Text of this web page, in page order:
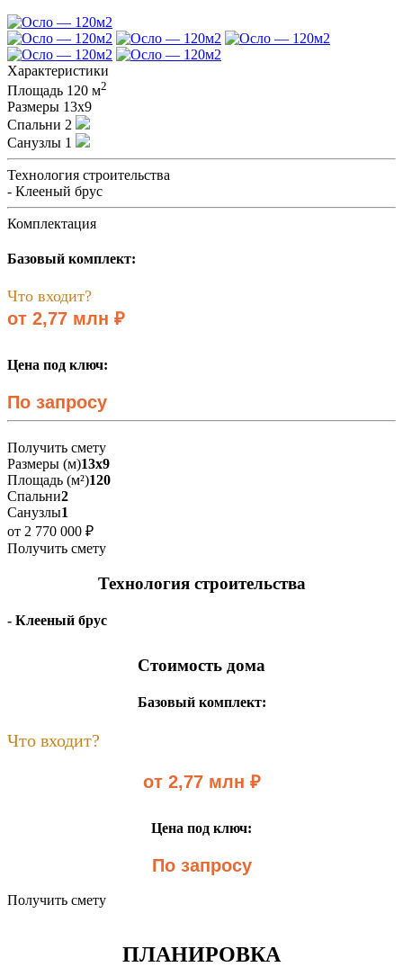
Характеристики
Площадь 120 м2
Размеры 13х9
Спальни 2
Санузлы 1
Технология строительства
- Клееный брус
Комплектация
Базовый комплект:
Что входит?
от 2,77 млн ₽
Цена под ключ:
По запросу
Получить смету
Размеры (м)13х9
Площадь (м²)120
Спальни2
Санузлы1
от 2 770 000 ₽
Получить смету
Технология строительства
- Клееный брус
Стоимость дома
Базовый комплект:
Что входит?
от 2,77 млн ₽
Цена под ключ:
По запросу
Получить смету
ПЛАНИРОВКА